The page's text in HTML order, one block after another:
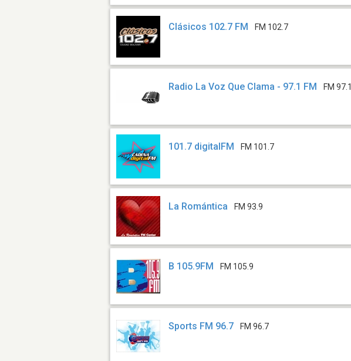
Clásicos 102.7 FM FM 102.7
Radio La Voz Que Clama - 97.1 FM FM 97.1
101.7 digitalFM FM 101.7
La Romántica FM 93.9
B 105.9FM FM 105.9
Sports FM 96.7 FM 96.7